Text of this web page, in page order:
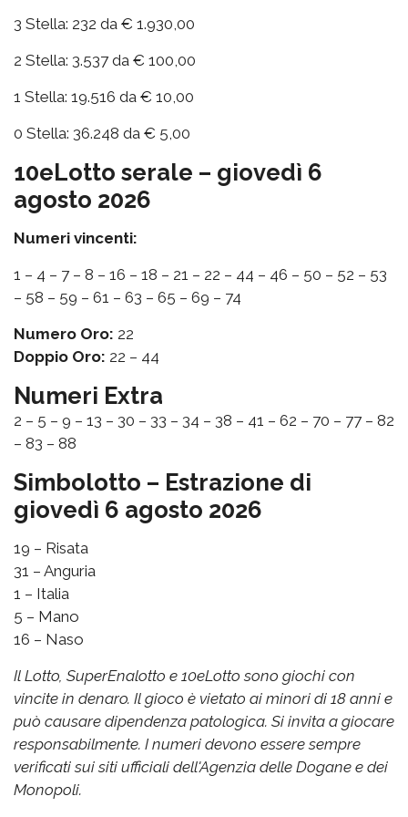
3 Stella: 232 da € 1.930,00
2 Stella: 3.537 da € 100,00
1 Stella: 19.516 da € 10,00
0 Stella: 36.248 da € 5,00
10eLotto serale – giovedì 6
agosto 2026
Numeri vincenti:
1 – 4 – 7 – 8 – 16 – 18 – 21 – 22 – 44 – 46 – 50 – 52 – 53
– 58 – 59 – 61 – 63 – 65 – 69 – 74
Numero Oro: 22
Doppio Oro: 22 – 44
Numeri Extra
2 – 5 – 9 – 13 – 30 – 33 – 34 – 38 – 41 – 62 – 70 – 77 – 82
– 83 – 88
Simbolotto – Estrazione di
giovedì 6 agosto 2026
19 – Risata
31 – Anguria
1 – Italia
5 – Mano
16 – Naso
Il Lotto, SuperEnalotto e 10eLotto sono giochi con
vincite in denaro. Il gioco è vietato ai minori di 18 anni e
può causare dipendenza patologica. Si invita a giocare
responsabilmente. I numeri devono essere sempre
verificati sui siti ufficiali dell'Agenzia delle Dogane e dei
Monopoli.